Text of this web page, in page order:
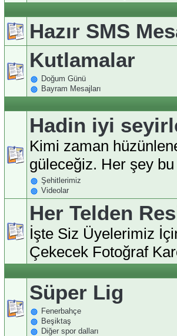
Hazır SMS
Kutlamalar
Doğum Günü
Bayram Mesajları
Hadin iyi
Kimi zaman
güleceğiz. Her şey
Şehitlerimiz
Videolar
Her Telden
İşte Siz Üyelerimiz
Çekecek Fotoğraf
Süper Lig
Fenerbahçe
Beşiktaş
Diğer spor dalları